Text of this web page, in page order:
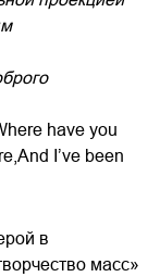
have you
I’ve been
в
масс»